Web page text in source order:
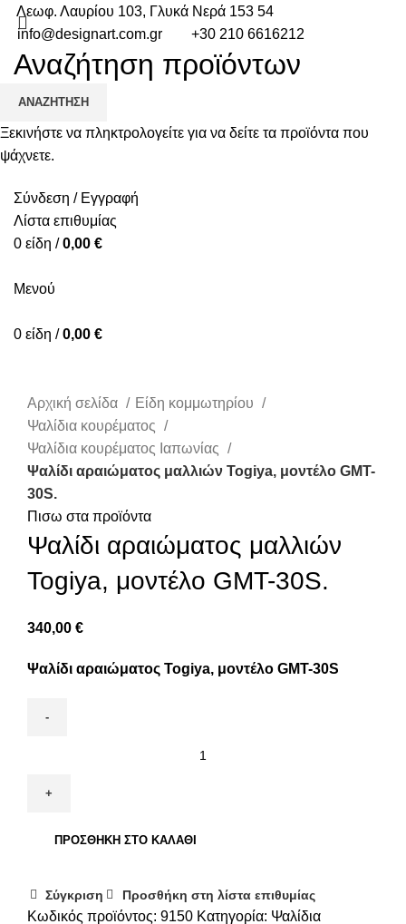
Λεωφ. Λαυρίου 103, Γλυκά Νερά 153 54
info@designart.com.gr
+30 210 6616212
ΑΡΧΙΚΉ ΠΡΟΪΌΝΤΑ
ΣΧΕΤΙΚΆ ΜΕ ΕΜΆΣ
Ο ΛΟΓΑΡΙΑΣΜΌΣ ΜΟΥ
ΕΠΙΚΟΙΝΩΝΊΑ
Σύνδεση / Εγγραφή
Λίστα επιθυμίας
0 είδη / 0,00 €
Mενού
0 είδη / 0,00 €
Αρχική σελίδα
Είδη κομμωτηρίου
Ψαλίδια κουρέματος
Ψαλίδια κουρέματος Ιαπωνίας
Ψαλίδι αραιώματος μαλλιών Togiya, μοντέλο GMT-
30S.
Πισω στα προϊόντα
Ψαλίδι αραιώματος μαλλιών
Togiya, μοντέλο GMT-30S.
340,00 €
Ψαλίδι αραιώματος Togiya, μοντέλο GMT-30S
ΠΡΟΣΘΉΚΗ ΣΤΟ ΚΑΛΆΘΙ
Σύγκριση Προσθήκη στη λίστα επιθυμίας
Κωδικός προϊόντος: 9150 Κατηγορία: Ψαλίδια
ΑΝΑΖΉΤΗΣΗ
Ξεκινήστε να πληκτρολογείτε για να δείτε τα προϊόντα που
ψάχνετε.